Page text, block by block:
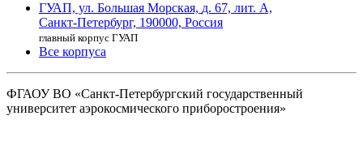
ГУАП, ул. Большая Морская, д. 67, лит. А,
Санкт-Петербург, 190000, Россия
главный корпус ГУАП
Все корпуса
ФГАОУ ВО «Санкт-Петербургский государственный
университет аэрокосмического приборостроения»